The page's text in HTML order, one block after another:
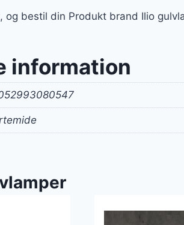
bestil din Produkt brand Ilio
information